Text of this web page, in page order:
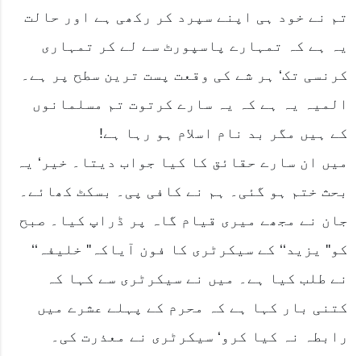
تم نے خود ہی اپنے سپرد کر رکھی ہے اور حالت
یہ ہے کہ تمہارے پاسپورٹ سے لے کر تمہاری
کرنسی تک‘ ہر شے کی وقعت پست ترین سطح پر ہے۔
المیہ یہ ہے کہ یہ سارے کرتوت تم مسلمانوں
کے ہیں مگر بد نام اسلام ہو رہا ہے!
میں ان سارے حقائق کا کیا جواب دیتا۔ خیر‘ یہ
بحث ختم ہو گئی۔ ہم نے کافی پی۔ بسکٹ کھائے۔
جان نے مجھے میری قیام گاہ پر ڈراپ کیا۔ صبح
کو'' یزید‘‘ کے سیکرٹری کا فون آیاکہ'' خلیفہ‘‘
نے طلب کیا ہے۔ میں نے سیکرٹری سے کہا کہ
کتنی بار کہا ہے کہ محرم کے پہلے عشرے میں
رابطہ نہ کیا کرو‘ سیکرٹری نے معذرت کی۔